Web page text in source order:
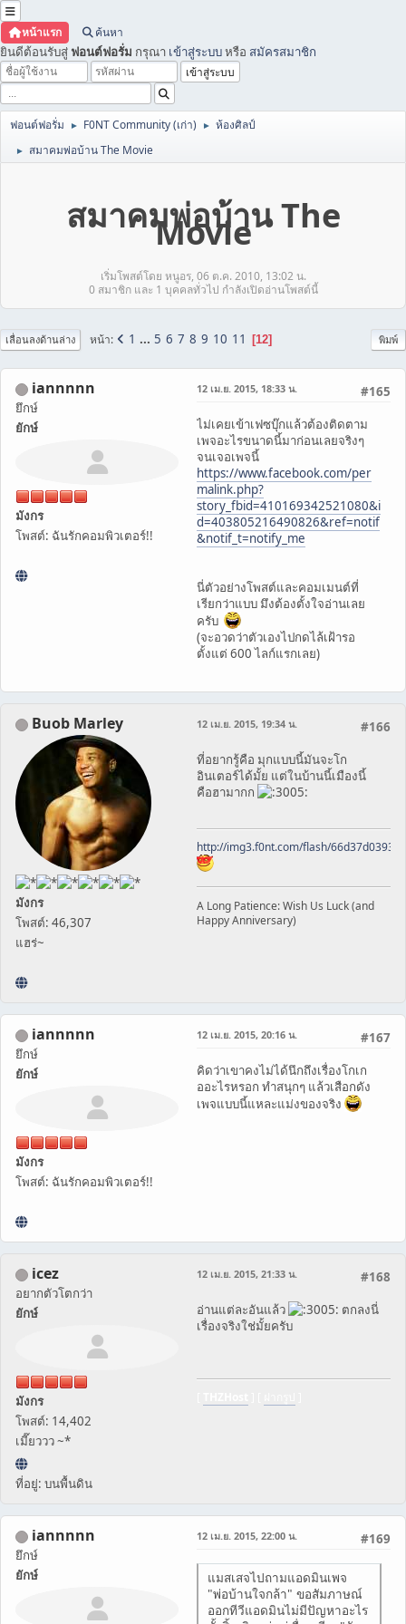
หน้าแรก ค้นหา
ยินดีต้อนรับสู่ ฟอนต์ฟอรั่ม กรุณา เข้าสู่ระบบหรือ สมัครสมาชิก
ฟอนต์ฟอรั่ม ► F0NT Community (เก่า) ► ห้องศิลป์
► สมาคมพ่อบ้าน The Movie
สมาคมพ่อบ้าน The
Movie
เริ่มโพสต์โดย หนูอร, 06 ต.ค. 2010, 13:02 น.
0 สมาชิก และ 1 บุคคลทั่วไป กำลังเปิดอ่านโพสต์นี้
พิมพ์
เลื่อนลงด้านล่าง หน้า 1 ... 5 6 7 8 9 10 11 12
iannnnn
ยึกษ์
ยักษ์
มังกร
โพสต์: ฉันรักคอมพิวเตอร์!!
#165
12 เม.ย. 2015, 18:33 น.
ไม่เคยเข้าเฟซบุ๊กแล้วต้องติดตาม
เพจอะไรขนาดนี้มาก่อนเลยจริงๆ
จนเจอเพจนี้
https://www.facebook.com/per
malink.php?
story_fbid=410169342521080&i
d=403805216490826&ref=notif
&notif_t=notify_me
นี่ตัวอย่างโพสต์และคอมเมนต์ที่
เรียกว่าแบบ มึงต้องตั้งใจอ่านเลย
ครับ
(จะอวดว่าตัวเองไปกดไล้เฝ้ารอ
ตั้งแต่ 600 ไลก์แรกเลย)
Buob Marley
มังกร
โพสต์: 46,307
แฮร่~
#166
12 เม.ย. 2015, 19:34 น.
ที่อยากรู้คือ มุกแบบนี้มันจะโก
อินเตอร์ได้มั้ย แต่ในบ้านนี้เมืองนี้
คือฮามากก
http://img3.f0nt.com/flash/
A Long Patience: Wish Us Luck (and
Happy Anniversary)
iannnnn
ยึกษ์
ยักษ์
มังกร
โพสต์: ฉันรักคอมพิวเตอร์!!
#167
12 เม.ย. 2015, 20:16 น.
คิดว่าเขาคงไม่ได้นึกถึงเรื่องโกเก
ออะไรหรอก ทำสนุกๆ แล้วเสือกดัง
เพจแบบนี้แหละแม่งของจริง
icez
อยากตัวโตกว่า
ยักษ์
มังกร
โพสต์: 14,402
เมี๊ยววว ~*
ที่อยู่: บนพื้นดิน
#168
12 เม.ย. 2015, 21:33 น.
อ่านแต่ละอันแล้ว
ตกลงนี่
เรื่องจริงใช่มั้ยครับ
iannnnn
ยึกษ์
ยักษ์
#169
12 เม.ย. 2015, 22:00 น.
แมสเสจไปถามแอดมินเพจ
"พ่อบ้านใจกล้า" ขอสัมภาษณ์
ออกทีวีแอดมินไม่มีปัญหาอะไร